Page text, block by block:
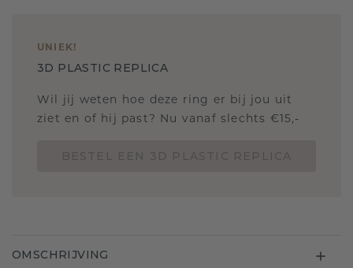
UNIEK!
3D PLASTIC REPLICA
Wil jij weten hoe deze ring er bij jou uit
ziet en of hij past? Nu vanaf slechts €15,-
OMSCHRIJVING